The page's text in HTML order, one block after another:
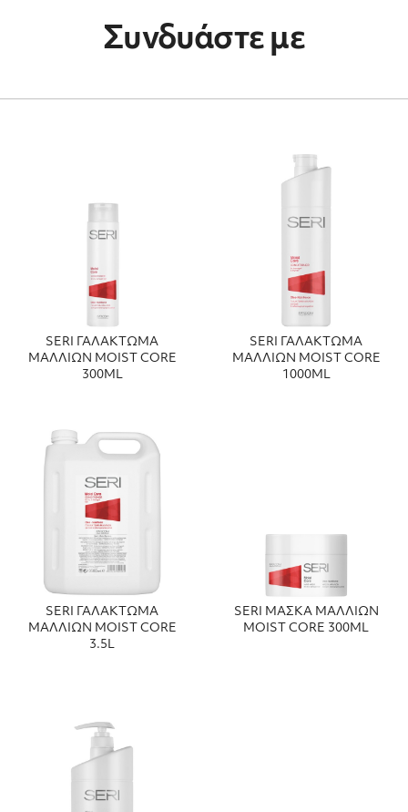
Συνδυάστε με
SERI ΓΑΛΑΚΤΩΜΑ
ΜΑΛΛΙΩΝ MOIST CORE
300ML
SERI ΓΑΛΑΚΤΩΜΑ
ΜΑΛΛΙΩΝ MOIST CORE
1000ML
SERI ΓΑΛΑΚΤΩΜΑ
ΜΑΛΛΙΩΝ MOIST CORE
3.5L
SERI ΜΑΣΚΑ ΜΑΛΛΙΩΝ
MOIST CORE 300ML